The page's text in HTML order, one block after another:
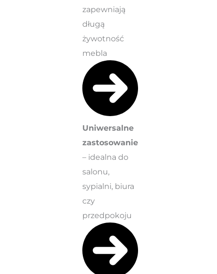
zapewniają
długą
żywotność
mebla
Uniwersalne
zastosowanie
– idealna do
salonu,
sypialni, biura
czy
przedpokoju